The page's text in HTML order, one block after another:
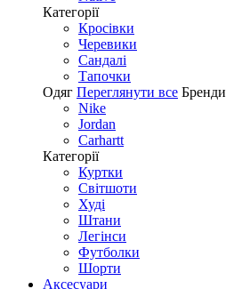
Категорії
Кросівки
Черевики
Сандалі
Tапочки
Одяг Переглянути все Бренди
Nike
Jordan
Carhartt
Категорії
Куртки
Світшоти
Худі
Штани
Легінси
Футболки
Шорти
Аксесуари